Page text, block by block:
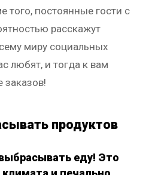
того, постоянные гости с
расскажут
миру социальных
любят, и тогда к вам
заказов!
продуктов
еду! Это